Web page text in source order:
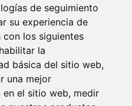
de seguimiento
su experiencia de
con los siguientes
la
básica del sitio web,
una mejor
en el sitio web, medir
LA ACTRIZ MAS GUAPA DE
RICKARDS), LAS FOTOS
ALIADA DE ARROW